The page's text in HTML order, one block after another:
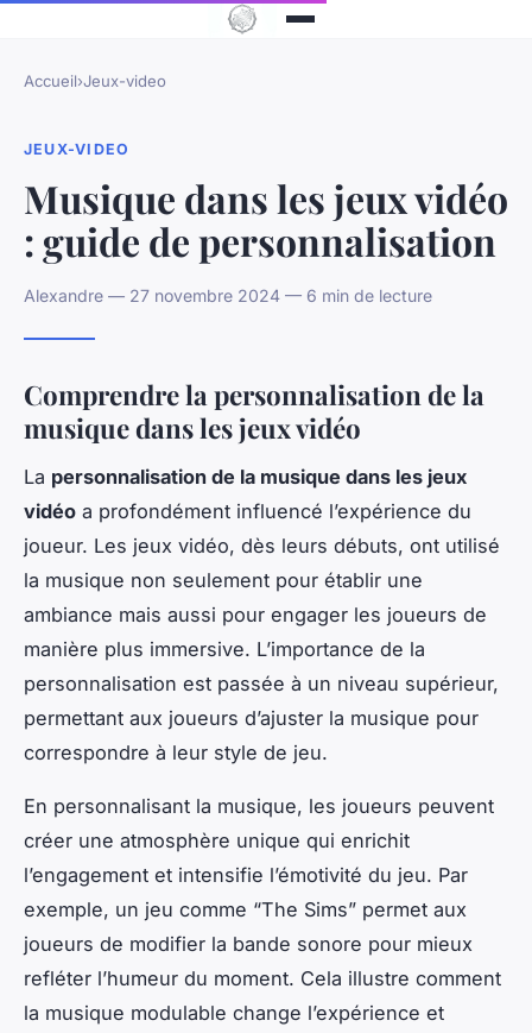
Accueil›Jeux-video
JEUX-VIDEO
Musique dans les jeux vidéo
: guide de personnalisation
Alexandre — 27 novembre 2024 — 6 min de lecture
Comprendre la personnalisation de la
musique dans les jeux vidéo
La personnalisation de la musique dans les jeux
vidéo a profondément influencé l’expérience du
joueur. Les jeux vidéo, dès leurs débuts, ont utilisé
la musique non seulement pour établir une
ambiance mais aussi pour engager les joueurs de
manière plus immersive. L’importance de la
personnalisation est passée à un niveau supérieur,
permettant aux joueurs d’ajuster la musique pour
correspondre à leur style de jeu.
En personnalisant la musique, les joueurs peuvent
créer une atmosphère unique qui enrichit
l’engagement et intensifie l’émotivité du jeu. Par
exemple, un jeu comme “The Sims” permet aux
joueurs de modifier la bande sonore pour mieux
refléter l’humeur du moment. Cela illustre comment
la musique modulable change l’expérience et